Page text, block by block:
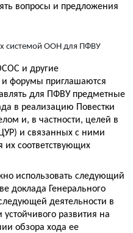
вопросы и предложения
системой ООН для ПФВУ
и другие
форумы приглашаются
для ПФВУ предметные
в реализацию Повестки
и, в частности, целей в
и связанных с ними
их соответствующих
использовать следующий
доклада Генерального
деятельности в
развития на
обзора хода ее